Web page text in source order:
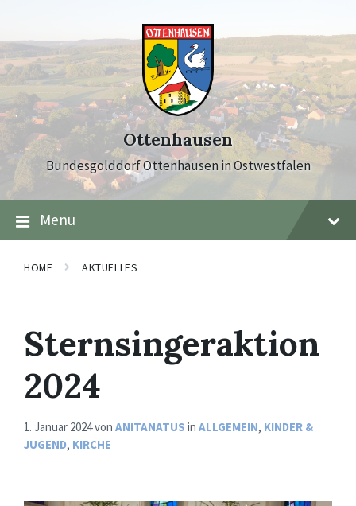
content
main
navigation
footer
Ottenhausen
Bundesgolddorf Ottenhausen in Ostwestfalen
Menu
HOME AKTUELLES
Sternsingeraktion
2024
1. Januar 2024von ANITANATUS in ALLGEMEIN, KINDER &
JUGEND, KIRCHE